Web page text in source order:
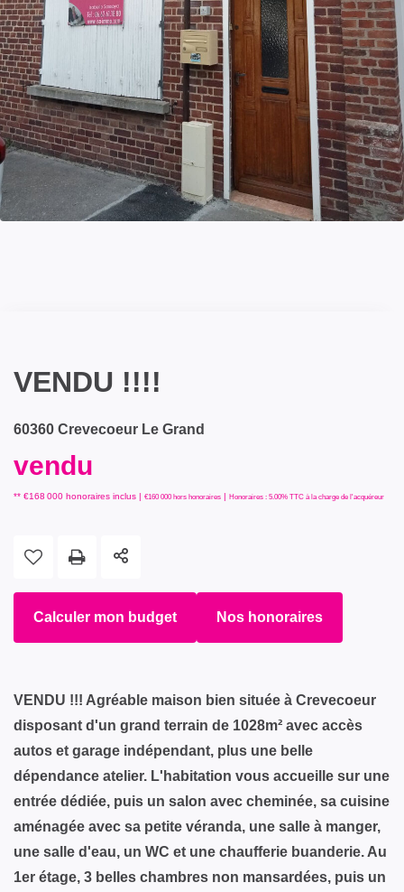
VENDU !!!!
60360 Crevecoeur Le Grand
vendu
** €168 000 honoraires inclus | €160 000 hors honoraires | Honoraires : 5.00% TTC à la charge de l'acquéreur
Calculer mon budget Nos honoraires
VENDU !!! Agréable maison bien située à Crevecoeur
disposant d'un grand terrain de 1028m² avec accès
autos et garage indépendant, plus une belle
dépendance atelier. L'habitation vous accueille sur une
entrée dédiée, puis un salon avec cheminée, sa cuisine
aménagée avec sa petite véranda, une salle à manger,
une salle d'eau, un WC et une chaufferie buanderie. Au
1er étage, 3 belles chambres non mansardées, puis un